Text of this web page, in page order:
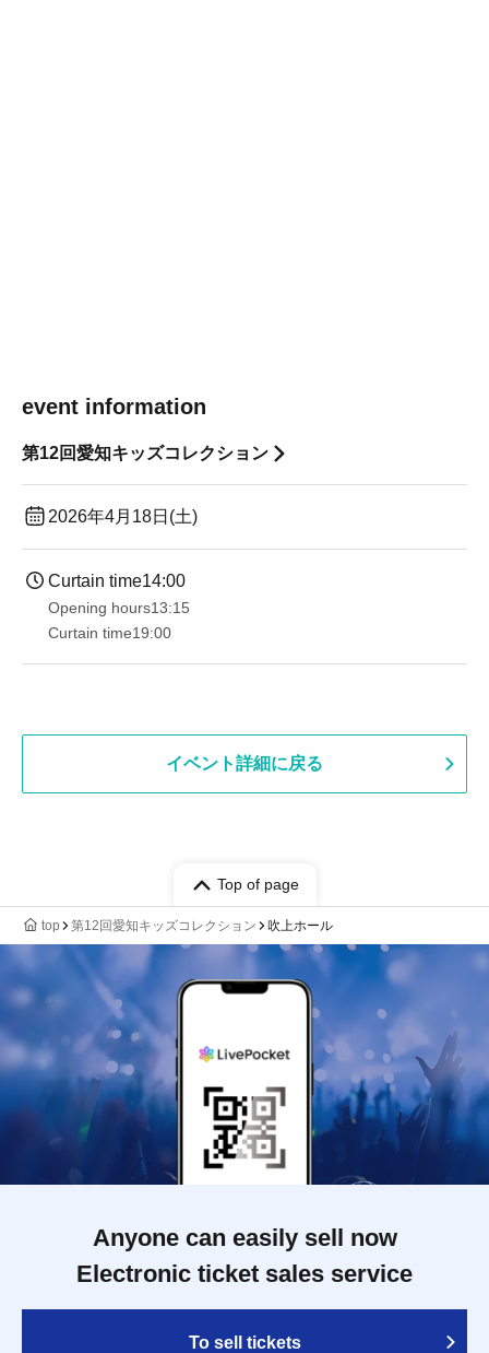
event information
第12回愛知キッズコレクション
2026年4月18日(土)
Curtain time14:00
Opening hours13:15
Curtain time19:00​ ​ ​ ​​ ​​ ​​ ​​ ​​ ​​ ​​ ​​ ​​ ​​ ​​ ​​ ​​ ​​ ​​ ​​ ​​ ​​ ​​ ​​ ​​ ​​ ​​ ​​ ​​ ​​ ​​ ​​ ​​ ​​ ​​ ​​ ​​ ​​ ​​ ​​ ​​ ​​ ​​ ​​ ​​ ​​ ​​ ​​ ​​ ​​ ​​ ​
イベント詳細に戻る
Top of page
top 第12回愛知キッズコレクション 吹上ホール
Anyone can easily sell now
Electronic ticket sales service
To sell tickets